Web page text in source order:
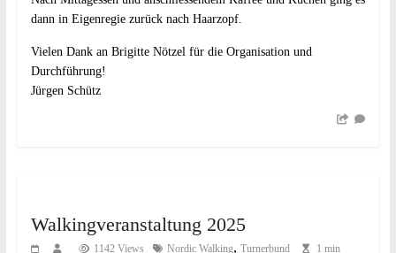
dann in Eigenregie zurück nach Haarzopf.
Vielen Dank an Brigitte Nötzel für die Organisation und
Durchführung!
Jürgen Schütz
Walkingveranstaltung 2025
1142 Views Nordic Walking, Turnerbund
1 min